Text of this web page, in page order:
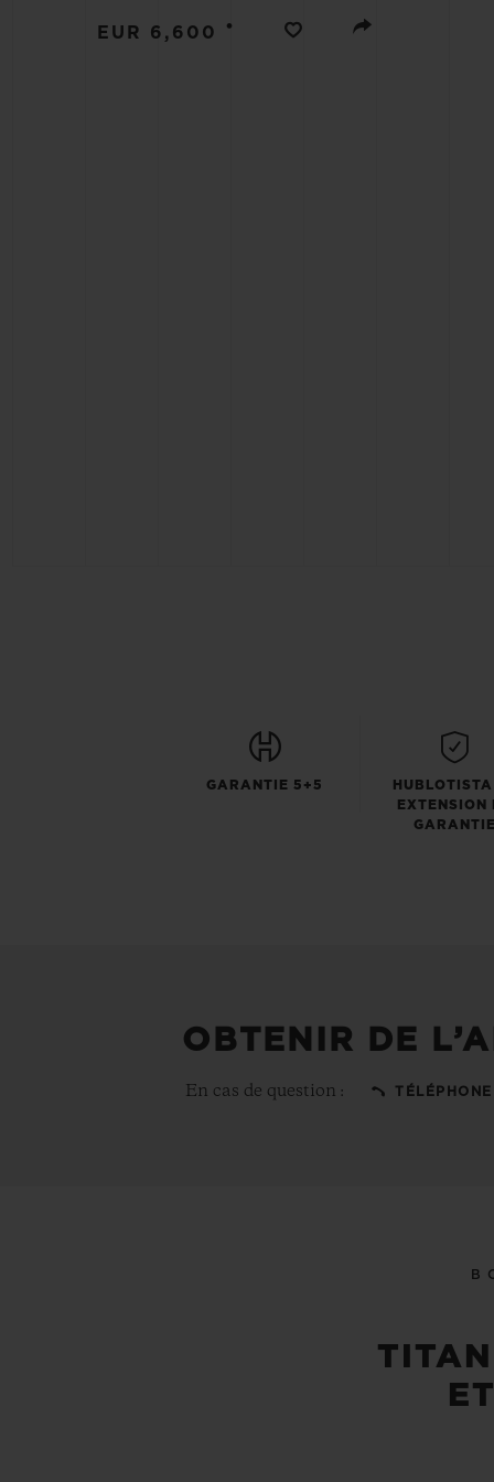
EUR 6,600 •
GARANTIE 5+5
EXTENSION
GARANTIE
OBTENIR DE
En cas de question : TÉLÉPHONE
BIG BANG